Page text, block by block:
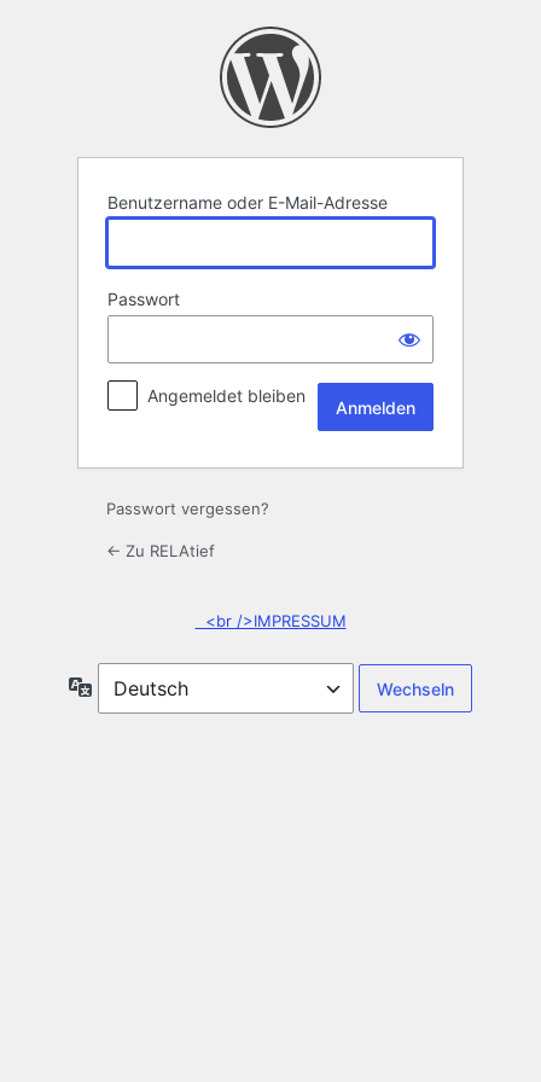
Benutzername oder E-Mail-Adresse
Passwort
Angemeldet bleiben
Passwort vergessen?
← Zu RELAtief
<br />IMPRESSUM
Sprache